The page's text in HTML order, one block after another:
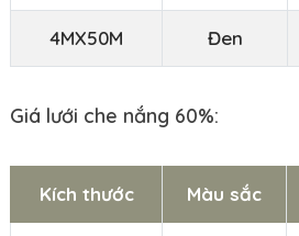
4MX50M Đen
Giá lưới che nắng 60%:
Kích thước Màu sắc